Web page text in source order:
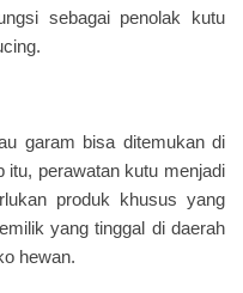
sebagai penolak kutu
garam bisa ditemukan di
itu, perawatan kutu menjadi
produk khusus yang
yang tinggal di daerah
hewan.